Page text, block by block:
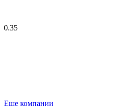
0.35
Еще компании